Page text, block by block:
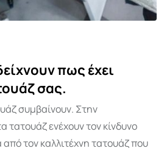
πως έχει
σας.
συμβαίνουν. Στην
τατουάζ ενέχουν τον κίνδυνο
τον καλλιτέχνη τατουάζ που